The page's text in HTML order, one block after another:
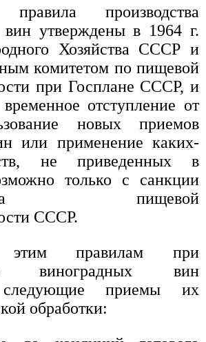
производства
вин утверждены в 1964 г.
Хозяйства СССР и
комитетом по пищевой
при Госплане СССР, и
отступление от
новых приемов
или применение каких-
не приведенных в
только с санкции
пищевой
СССР.
этим правилам при
виноградных вин
следующие приемы их
обработки: